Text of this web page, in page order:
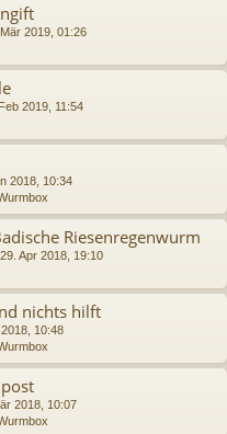
2019, 01:26
2019, 11:54
2018, 10:34
Riesenregenwurm
Apr 2018, 19:10
nichts hilft
10:48
2018, 10:07